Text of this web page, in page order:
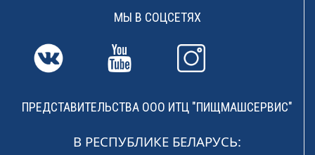
МЫ В СОЦСЕТЯХ
ПРЕДСТАВИТЕЛЬСТВА ООО ИТЦ "ПИЩМАШСЕРВИС"
В РЕСПУБЛИКЕ БЕЛАРУСЬ: